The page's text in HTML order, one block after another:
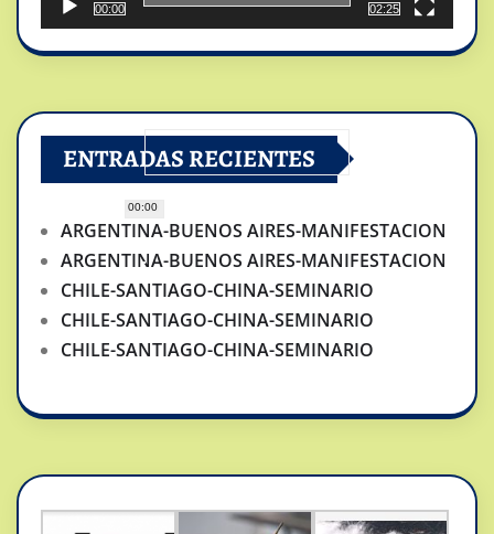
00:00
00:00
02:25
ENTRADAS RECIENTES
ARGENTINA-BUENOS AIRES-MANIFESTACION
ARGENTINA-BUENOS AIRES-MANIFESTACION
CHILE-SANTIAGO-CHINA-SEMINARIO
CHILE-SANTIAGO-CHINA-SEMINARIO
CHILE-SANTIAGO-CHINA-SEMINARIO